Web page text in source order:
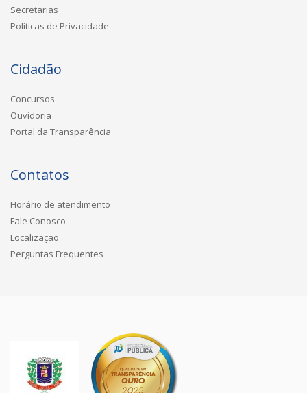
Secretarias
Políticas de Privacidade
Cidadão
Concursos
Ouvidoria
Portal da Transparência
Contatos
Horário de atendimento
Fale Conosco
Localização
Perguntas Frequentes